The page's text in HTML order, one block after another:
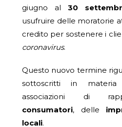
giugno al 30
usufruire delle moratorie
credito per sostenere i
coronavirus.
Questo nuovo termine
sottoscritti in materia
associazioni di
consumatori, delle
locali.